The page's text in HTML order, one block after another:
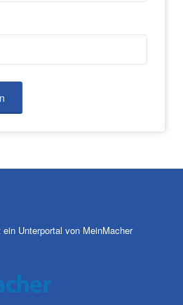
Unterportal von MeinMacher